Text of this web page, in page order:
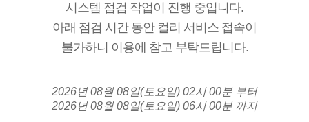
시스템 점검 작업이 진행 중입니다.
아래 점검 시간 동안 컬리 서비스 접속이
불가하니 이용에 참고 부탁드립니다.
2026년 08월 08일(토요일) 02시 00분 부터
2026년 08월 08일(토요일) 06시 00분 까지